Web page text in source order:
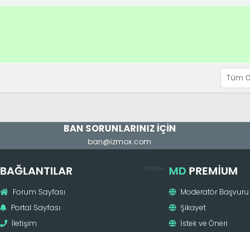
BAN SORUNLARINIZ İÇİN
ban@izmox.com
BAĞLANTILAR
Forum Sayfası
Portal Sayfası
İletişim
pergola MD PREMIUM
Moderatör Başvuru
Şikayet
İstek ve Öneri